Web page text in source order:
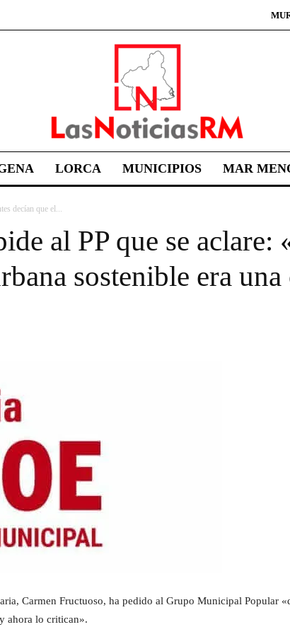
LORCA MUNICIPIOS MAR
decían que el...
al PP que se aclare:
sostenible era
Carmen Fructuoso, ha pedido al Grupo Municipal Popular
ahora lo critican».